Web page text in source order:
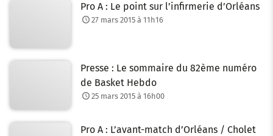
Pro A : Le point sur l’infirmerie d’Orléans
27 mars 2015 à 11h16
Presse : Le sommaire du 82ème numéro
de Basket Hebdo
25 mars 2015 à 16h00
Pro A : L’avant-match d’Orléans / Cholet